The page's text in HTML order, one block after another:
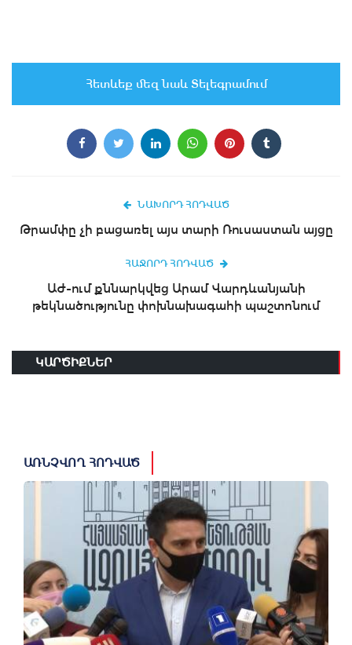
Հետևեք մեզ նաև Տելեգրամում
ՆԱԽՈՐԴ ՀՈԴՎԱԾ
Թրամփը չի բացառել այս տարի Ռուսաստան այցը
ՀԱՋՈՐԴ ՀՈԴՎԱԾ
ԱԺ-ում քննարկվեց Արամ Վարդևանյանի
թեկնածությունը փոխնախագահի պաշտոնում
ԿԱՐԾԻՔՆԵՐ
ԱՌՆՉՎՈՂ ՀՈԴՎԱԾ